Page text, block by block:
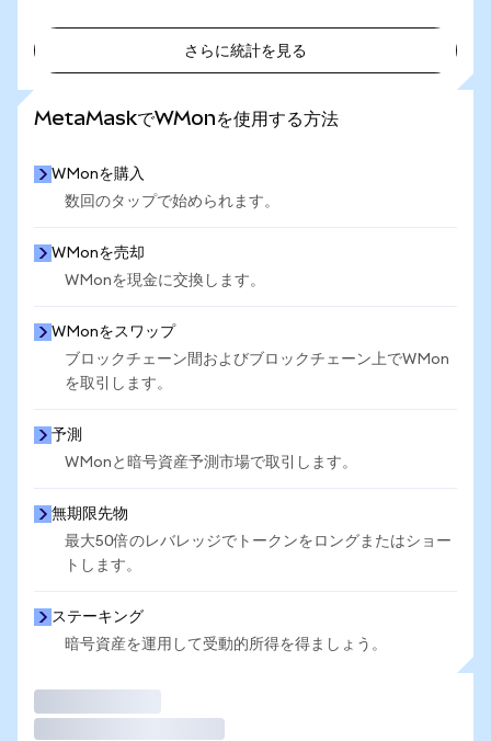
さらに統計を見る
MetaMaskでWMonを使用する方法
WMonを購入
数回のタップで始められます。
WMonを売却
WMonを現金に交換します。
WMonをスワップ
ブロックチェーン間およびブロックチェーン上でWMon
を取引します。
予測
WMonと暗号資産予測市場で取引します。
無期限先物
最大50倍のレバレッジでトークンをロングまたはショー
トします。
ステーキング
暗号資産を運用して受動的所得を得ましょう。